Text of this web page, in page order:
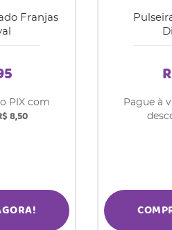
Franjas
PIX com
8,50
Pague à